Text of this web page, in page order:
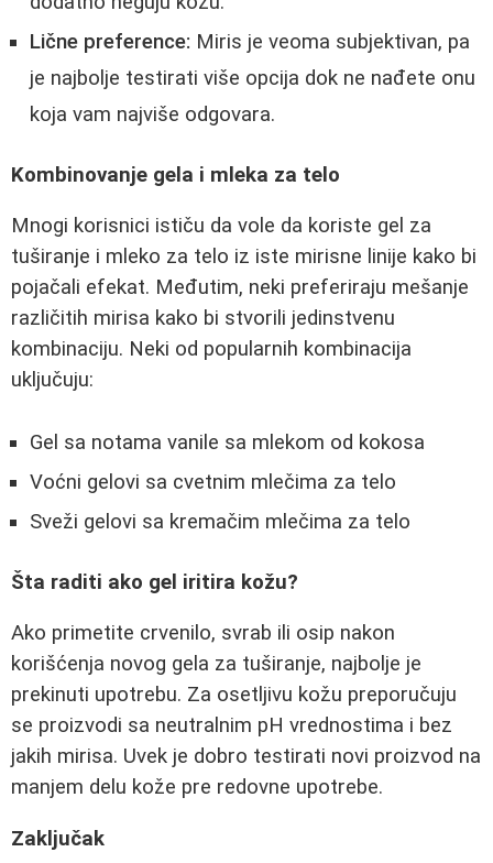
Lične preference: Miris je veoma subjektivan, pa
je najbolje testirati više opcija dok ne nađete onu
koja vam najviše odgovara.
Kombinovanje gela i mleka za telo
Mnogi korisnici ističu da vole da koriste gel za
tuširanje i mleko za telo iz iste mirisne linije kako bi
pojačali efekat. Međutim, neki preferiraju mešanje
različitih mirisa kako bi stvorili jedinstvenu
kombinaciju. Neki od popularnih kombinacija
uključuju:
Gel sa notama vanile sa mlekom od kokosa
Voćni gelovi sa cvetnim mlečima za telo
Sveži gelovi sa kremačim mlečima za telo
Šta raditi ako gel iritira kožu?
Ako primetite crvenilo, svrab ili osip nakon
korišćenja novog gela za tuširanje, najbolje je
prekinuti upotrebu. Za osetljivu kožu preporučuju
se proizvodi sa neutralnim pH vrednostima i bez
jakih mirisa. Uvek je dobro testirati novi proizvod na
manjem delu kože pre redovne upotrebe.
Zaključak